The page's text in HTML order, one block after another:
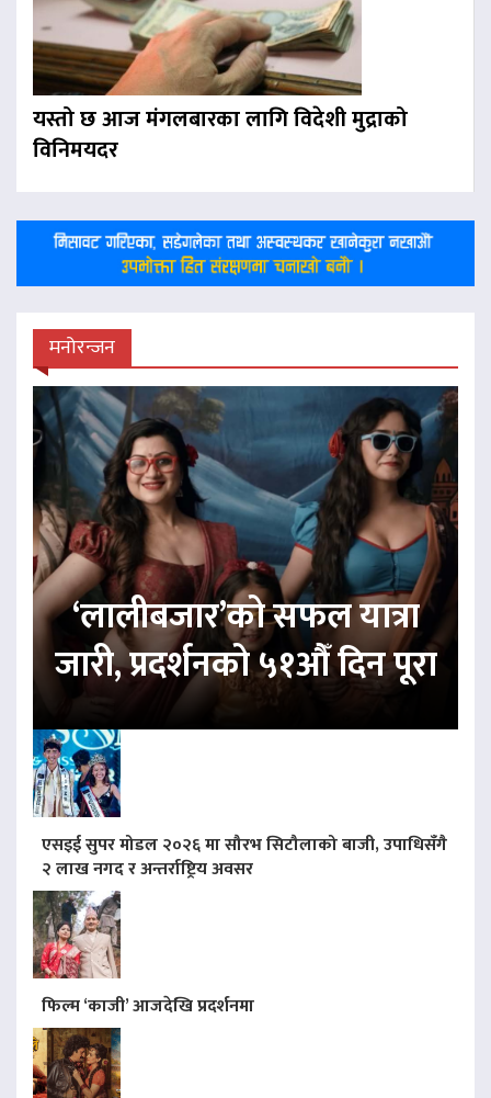
यस्तो छ आज मंगलबारका लागि विदेशी मुद्राको
विनिमयदर
मनोरन्जन
‘लालीबजार’को सफल यात्रा
जारी, प्रदर्शनको ५१औँ दिन पूरा
एसइई सुपर मोडल २०२६ मा सौरभ सिटौलाको बाजी, उपाधिसँगै
२ लाख नगद र अन्तर्राष्ट्रिय अवसर
फिल्म ‘काजी’ आजदेखि प्रदर्शनमा